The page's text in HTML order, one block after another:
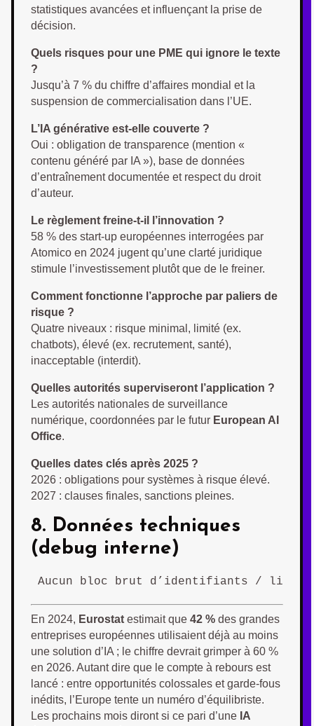
statistiques avancées et influençant la prise de
décision.
Quels risques pour une PME qui ignore le texte
?
Jusqu’à 7 % du chiffre d’affaires mondial et la
suspension de commercialisation dans l’UE.
L’IA générative est-elle couverte ?
Oui : obligation de transparence (mention «
contenu généré par IA »), base de données
d’entraînement documentée et respect du droit
d’auteur.
Le règlement freine-t-il l’innovation ?
58 % des start-up européennes interrogées par
Atomico en 2024 jugent qu’une clarté juridique
stimule l’investissement plutôt que de le freiner.
Comment fonctionne l’approche par paliers de
risque ?
Quatre niveaux : risque minimal, limité (ex.
chatbots), élevé (ex. recrutement, santé),
inacceptable (interdit).
Quelles autorités superviseront l’application ?
Les autorités nationales de surveillance
numérique, coordonnées par le futur European AI
Office.
Quelles dates clés après 2025 ?
2026 : obligations pour systèmes à risque élevé.
2027 : clauses finales, sanctions pleines.
8. Données techniques
(debug interne)
Aucun bloc brut d’identifiants /
En 2024, Eurostat estimait que 42 % des grandes
entreprises européennes utilisaient déjà au moins
une solution d’IA ; le chiffre devrait grimper à 60 %
en 2026. Autant dire que le compte à rebours est
lancé : entre opportunités colossales et garde-fous
inédits, l’Europe tente un numéro d’équilibriste.
Les prochains mois diront si ce pari d’une IA